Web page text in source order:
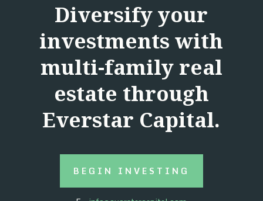
Diversify your
investments with
multi-family real
estate through
Everstar Capital.
BEGIN INVESTING